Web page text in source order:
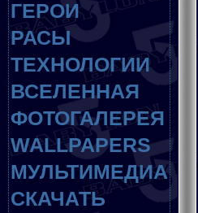
ГЕРОИ
РАСЫ
ТЕХНОЛОГИИ
ВСЕЛЕННАЯ
ФОТОГАЛЕРЕЯ
WALLPAPERS
МУЛЬТИМЕДИА
СКАЧАТЬ